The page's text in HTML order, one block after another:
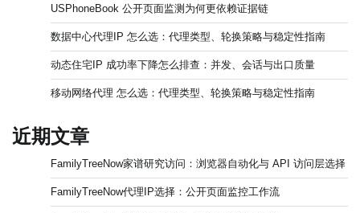
USPhoneBook 公开页面监测为何更依赖证据链
数据中心代理IP 怎么选：代理类型、轮换策略与稳定性指南
动态住宅IP 成功率下降怎么排查：并发、会话与出口质量
移动网络代理 怎么选：代理类型、轮换策略与稳定性指南
近期文章
FamilyTreeNow家谱研究访问：浏览器自动化与 API 访问层选择
FamilyTreeNow代理IP选择：公开页面监控工作流